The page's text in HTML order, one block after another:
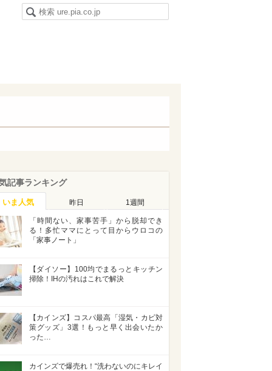
記事ランキング
いま人気 昨日 1週間
「時間ない、家事苦手」から脱却でき
る！多忙ママにとって目からウロコの
「家事ノート」
【ダイソー】100均でまるっとキッチン
掃除！IHの汚れはこれで解決
【カインズ】コスパ最高「湿気・カビ対
策グッズ」3選！もっと早く出会いたか
った…
カインズで爆売れ！“洗わないのにキレイ